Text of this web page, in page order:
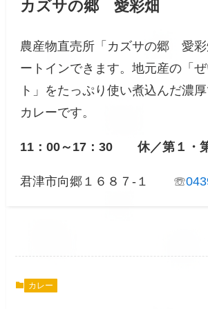
カズサの郷 愛彩畑
農産物直売所「カズサの郷 愛彩
ートインできます。地元産の「
ト」をたっぷり使い煮込んだ濃
カレーです。
11：00～17：30 休／第１・
君津市向郷１６８７-１ ☏
カレー